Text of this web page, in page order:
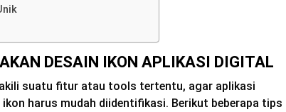
DESAIN IKON APLIKASI DIGITAL
suatu fitur atau tools tertentu, agar aplikasi
harus mudah diidentifikasi. Berikut beberapa tips